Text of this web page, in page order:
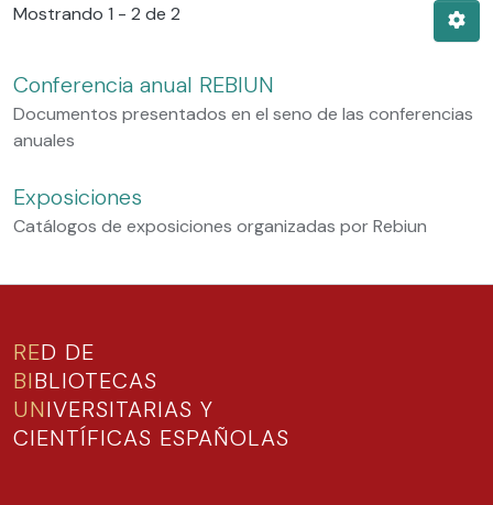
Mostrando 1 - 2 de 2
Conferencia anual REBIUN
Documentos presentados en el seno de las conferencias
anuales
Exposiciones
Catálogos de exposiciones organizadas por Rebiun
RED DE
BIBLIOTECAS
UNIVERSITARIAS Y
CIENTÍFICAS ESPAÑOLAS